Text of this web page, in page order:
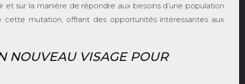
sur la manière de répondre aux besoins d’une population
mutation, offrant des opportunités intéressantes aux
NOUVEAU VISAGE POUR